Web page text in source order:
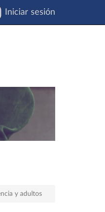
Iniciar sesión
y adultos